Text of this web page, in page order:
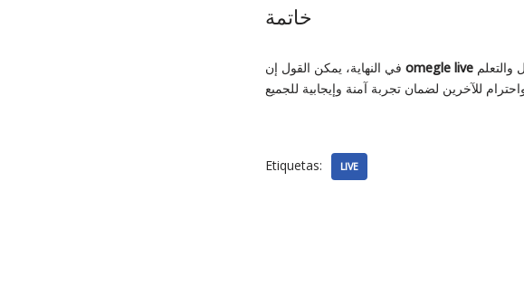
خاتمة
omegle liveهي أكثر من مجرد منصة دردشة؛ إنها نافذة مفتوحة على العالم تتيح لك التواصل والتعلم
Etiquetas: LIVE